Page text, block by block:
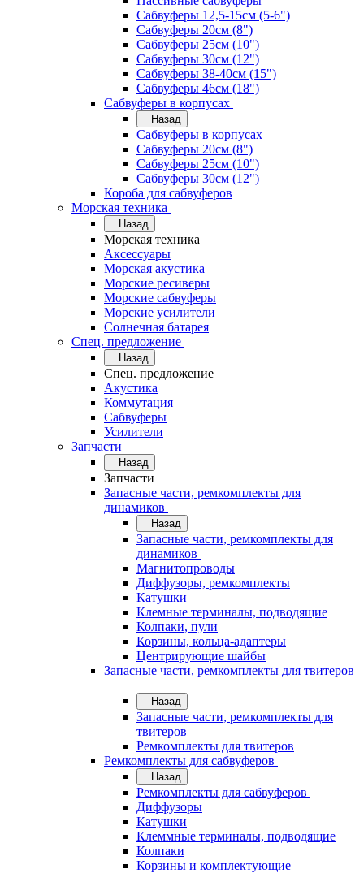
Сабвуферы 12,5-15см (5-6")
Сабвуферы 20см (8")
Сабвуферы 25см (10")
Сабвуферы 30см (12")
Сабвуферы 38-40см (15")
Сабвуферы 46см (18")
Сабвуферы в корпусах
Назад
Сабвуферы в корпусах
Сабвуферы 20см (8")
Сабвуферы 25см (10")
Сабвуферы 30см (12")
Короба для сабвуферов
Морская техника
Назад
Морская техника
Аксессуары
Морская акустика
Морские ресиверы
Морские сабвуферы
Морские усилители
Солнечная батарея
Спец. предложение
Назад
Спец. предложение
Акустика
Коммутация
Сабвуферы
Усилители
Запчасти
Назад
Запчасти
Запасные части, ремкомплекты для
динамиков
Назад
Запасные части, ремкомплекты для
динамиков
Магнитопроводы
Диффузоры, ремкомплекты
Катушки
Клемные терминалы, подводящие
Колпаки, пули
Корзины, кольца-адаптеры
Центрирующие шайбы
Запасные части, ремкомплекты для твитеров
Назад
Запасные части, ремкомплекты для
твитеров
Ремкомплекты для твитеров
Ремкомплекты для сабвуферов
Назад
Ремкомплекты для сабвуферов
Диффузоры
Катушки
Клеммные терминалы, подводящие
Колпаки
Корзины и комплектующие